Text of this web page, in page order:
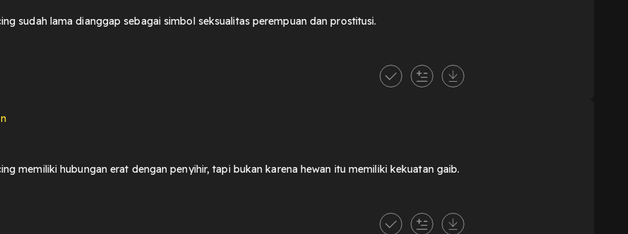
sudah lama dianggap sebagai simbol seksualitas perempuan dan prostitusi.
memiliki hubungan erat dengan penyihir, tapi bukan karena hewan itu memiliki kekuatan gaib.